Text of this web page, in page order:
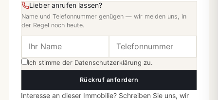
Lieber anrufen lassen?
Name und Telefonnummer genügen — wir melden uns, in
der Regel noch heute.
Ich stimme der Datenschutzerklärung zu.
Rückruf anfordern
Interesse an dieser Immobilie? Schreiben Sie uns, wir